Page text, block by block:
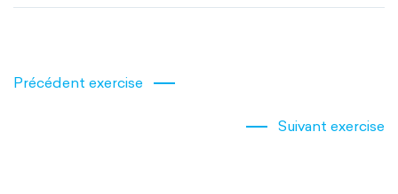
Précédent exercise
Suivant exercise